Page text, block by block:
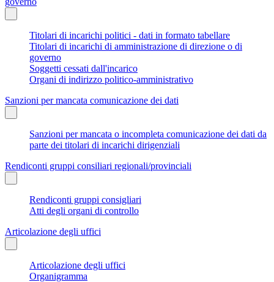
Titolari di incarichi politici - dati in formato tabellare
Titolari di incarichi di amministrazione di direzione o di
governo
Soggetti cessati dall'incarico
Organi di indirizzo politico-amministrativo
Sanzioni per mancata comunicazione dei dati
Sanzioni per mancata o incompleta comunicazione dei dati da
parte dei titolari di incarichi dirigenziali
Rendiconti gruppi consiliari regionali/provinciali
Rendiconti gruppi consigliari
Atti degli organi di controllo
Articolazione degli uffici
Articolazione degli uffici
Organigramma